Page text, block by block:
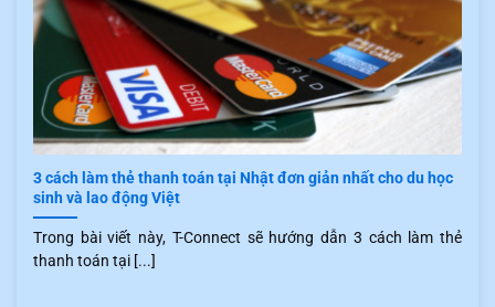
3 cách làm thẻ thanh toán tại Nhật đơn giản nhất cho du học
sinh và lao động Việt
Trong bài viết này, T-Connect sẽ hướng dẫn 3 cách làm thẻ
thanh toán tại [...]